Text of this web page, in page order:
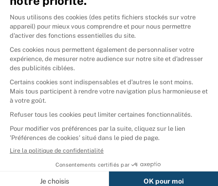
Afficher tous les résultats
🇩🇪Allemagne
🇮🇹 Italie